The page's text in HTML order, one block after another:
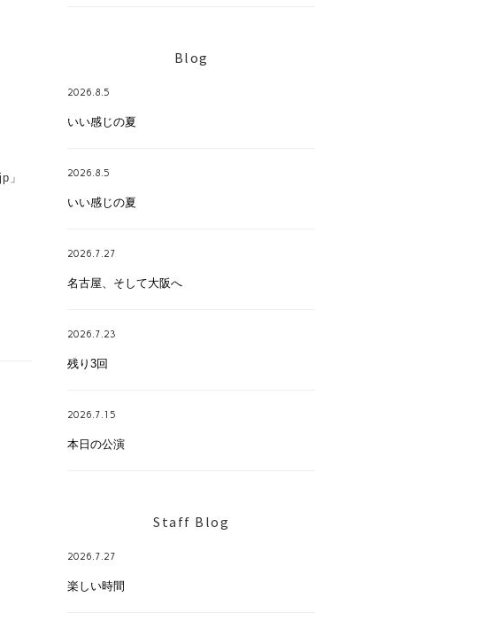
」
Blog
2026.8.5
いい感じの夏
2026.8.5
いい感じの夏
2026.7.27
名古屋、そして大阪へ
2026.7.23
残り3回
2026.7.15
本日の公演
Staff Blog
2026.7.27
楽しい時間